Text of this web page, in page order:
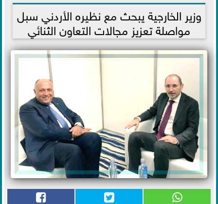
2021-11-29 21:44:31
وزير الخارجية يبحث مع نظيره الأردني سبل
مواصلة تعزيز مجالات التعاون الثنائي